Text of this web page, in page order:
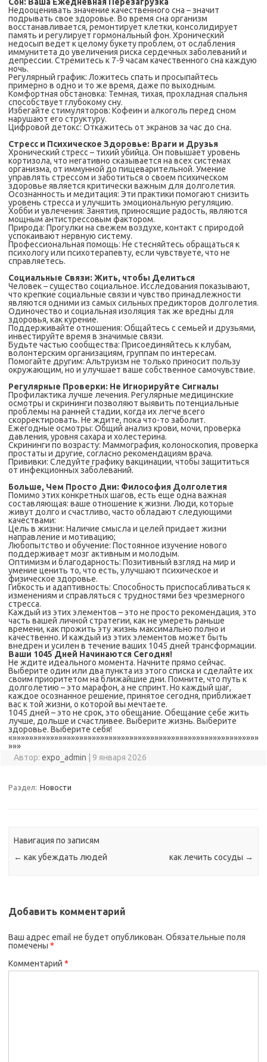
Недооценивать значение качественного сна – значит
подрывать свое здоровье. Во время сна организм
восстанавливается, ремонтирует клетки, консолидирует
память и регулирует гормональный фон. Хронический
недосып ведет к целому букету проблем, от ослабления
иммунитета до увеличения риска сердечных заболеваний и
депрессии. Стремитесь к 7-9 часам качественного сна каждую
ночь.
Регулярный график: Ложитесь спать и просыпайтесь
примерно в одно и то же время, даже по выходным.
Комфортная обстановка: Темная, тихая, прохладная спальня
способствует глубокому сну.
Избегайте стимуляторов: Кофеин и алкоголь перед сном
нарушают его структуру.
Цифровой детокс: Откажитесь от экранов за час до сна.
Стресс и Психическое Здоровье: Враги и Друзья
Хронический стресс – тихий убийца. Он повышает уровень
кортизола, что негативно сказывается на всех системах
организма, от иммунной до пищеварительной. Умение
управлять стрессом и заботиться о своем психическом
здоровье является критически важным для долголетия.
Осознанность и медитация: Эти практики помогают снизить
уровень стресса и улучшить эмоциональную регуляцию.
Хобби и увлечения: Занятия, приносящие радость, являются
мощным антистрессовым фактором.
Природа: Прогулки на свежем воздухе, контакт с природой
успокаивают нервную систему.
Профессиональная помощь: Не стесняйтесь обращаться к
психологу или психотерапевту, если чувствуете, что не
справляетесь.
Социальные Связи: Жить, чтобы Делиться
Человек – существо социальное. Исследования показывают,
что крепкие социальные связи и чувство принадлежности
являются одними из самых сильных предикторов долголетия.
Одиночество и социальная изоляция так же вредны для
здоровья, как курение.
Поддерживайте отношения: Общайтесь с семьей и друзьями,
инвестируйте время в значимые связи.
Будьте частью сообщества: Присоединяйтесь к клубам,
волонтерским организациям, группам по интересам.
Помогайте другим: Альтруизм не только приносит пользу
окружающим, но и улучшает ваше собственное самочувствие.
Регулярные Проверки: Не Игнорируйте Сигналы
Профилактика лучше лечения. Регулярные медицинские
осмотры и скрининги позволяют выявить потенциальные
проблемы на ранней стадии, когда их легче всего
скорректировать. Не ждите, пока что-то заболит.
Ежегодные осмотры: Общий анализ крови, мочи, проверка
давления, уровня сахара и холестерина.
Скрининги по возрасту: Маммография, колоноскопия, проверка
простаты и другие, согласно рекомендациям врача.
Прививки: Следуйте графику вакцинации, чтобы защититься
от инфекционных заболеваний.
Больше, Чем Просто Дни: Философия Долголетия
Помимо этих конкретных шагов, есть еще одна важная
составляющая: ваше отношение к жизни. Люди, которые
живут долго и счастливо, часто обладают следующими
качествами:
Цель в жизни: Наличие смысла и целей придает жизни
направление и мотивацию;
Любопытство и обучение: Постоянное изучение нового
поддерживает мозг активным и молодым.
Оптимизм и благодарность: Позитивный взгляд на мир и
умение ценить то, что есть, улучшают психическое и
физическое здоровье.
Гибкость и адаптивность: Способность приспосабливаться к
изменениям и справляться с трудностями без чрезмерного
стресса.
Каждый из этих элементов – это не просто рекомендация, это
часть вашей личной стратегии, как не умереть раньше
времени, как прожить эту жизнь максимально полно и
качественно. И каждый из этих элементов может быть
внедрен и усилен в течение ваших 1045 дней трансформации.
Ваши 1045 Дней Начинаются Сегодня!
Не ждите идеального момента. Начните прямо сейчас.
Выберите один или два пункта из этого списка и сделайте их
своим приоритетом на ближайшие дни. Помните, что путь к
долголетию – это марафон, а не спринт. Но каждый шаг,
каждое осознанное решение, принятое сегодня, приближает
вас к той жизни, о которой вы мечтаете.
1045 дней – это не срок, это обещание. Обещание себе жить
лучше, дольше и счастливее. Выберите жизнь. Выберите
здоровье. Выберите себя!
«»»»»»»»»»»»»»»»»»»»»»»»»»»»»»»»»»»»»»»»»»»»»»»»»»»»»»»»»»»»
»»»
Автор: expo_admin 9 января 2026
Раздел: Новости
Навигация по записям
← как убеждать людей как лечить сосуды →
Добавить комментарий
Ваш адрес email не будет опубликован. Обязательные поля
помечены *
Комментарий *